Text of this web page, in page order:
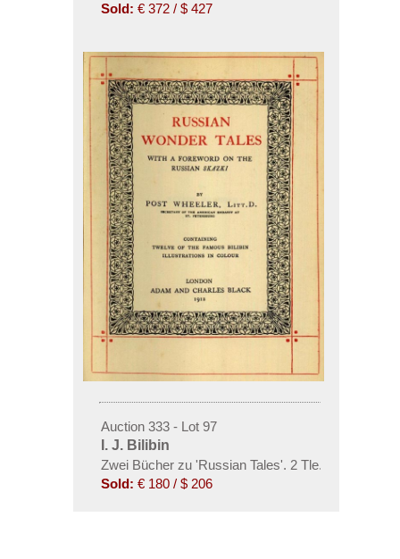
Sold: € 372 / $ 427
Auction 333 - Lot 97
I. J. Bilibin
Zwei Bücher zu 'Russian Tales'. 2 Tle.
Sold: € 180 / $ 206